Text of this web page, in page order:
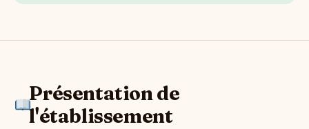
Présentation de
l'établissement